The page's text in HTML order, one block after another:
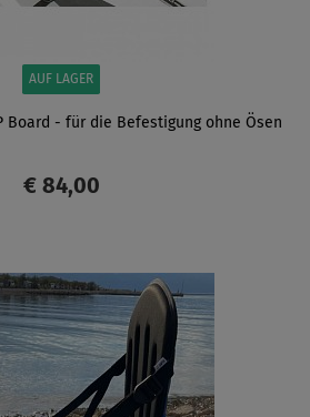
AUF LAGER
Board - für die Befestigung ohne Ösen
€ 84,00